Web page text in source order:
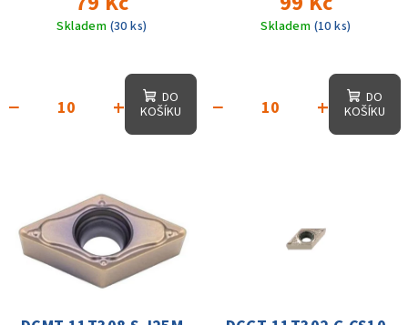
350m/min
Skladem (30 ks)
+
−
DO
KOŠÍKU
Skladem (10 ks)
+
−
DO
KOŠÍKU